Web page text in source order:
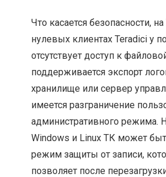
Что касается безопасности,
нулевых клиентах Teradici у
отсутствует доступ к
поддерживается экспорт
хранилище или сервер
имеется разграничение
административного режима.
Windows и Linux ТК может
режим защиты от записи,
позволяет после